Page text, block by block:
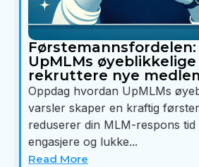
Førstemannsfordelen:
UpMLMs
rekruttere nye
Oppdag hvordan UpMLMs
varsler skaper en kraftig
reduserer din MLM-respons tid
engasjere og lukke...
Read More